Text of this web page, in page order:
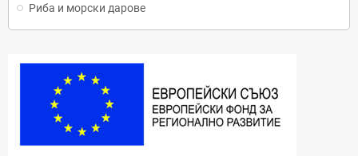
Риба и морски дарове